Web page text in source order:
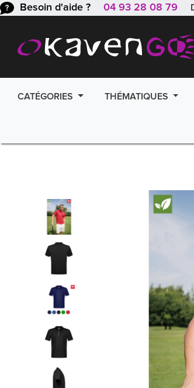
Besoin d'aide ? 04 93 28 08 79
CATÉGORIES THÉMATIQUES